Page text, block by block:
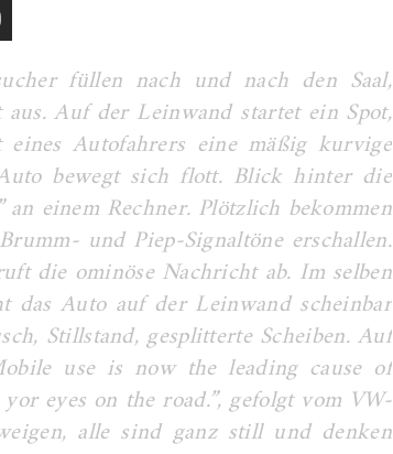
füllen nach und nach den Saal,
Auf der Leinwand startet ein Spot,
Autofahrers eine mäßig kurvige
bewegt sich flott. Blick hinter die
einem Rechner. Plötzlich bekommen
und Piep-Signaltöne erschallen.
die ominöse Nachricht ab. Im selben
das Auto auf der Leinwand scheinbar
Stillstand, gesplitterte Scheiben. Auf
use is now the leading cause of
eyes on the road.”, gefolgt vom VW-
alle sind ganz still und denken